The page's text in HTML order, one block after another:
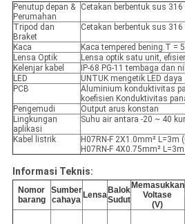
Penutup depan &
Perumahan
Cetakan berbentuk sus
Tripod dan
Braket
Cetakan berbentuk sus
Kaca
Kaca tempered bening.T =
Lensa Optik
Lensa optik satu unit,
Kelenjar kabel
IP-68 PG-11 tembaga dan
LED
UNTUK mengetik LED daya
PCB
Aluminium konduktivitas
koefisien Konduktivitas
Pengemudi
Output arus konstan
Lingkungan
aplikasi
Suhu air antara -20 ~ 40
Kabel listrik
H07RN-F 2X1.0mm²
H07RN-F 4X0.75mm²
Informasi Teknis:
Nomor
barang
Sumber
cahaya Lensa Balok
Sudut
Memasukkan
Voltase
(V)